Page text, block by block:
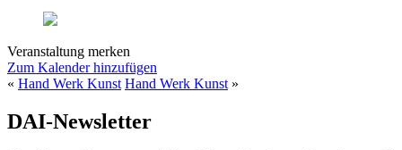
Veranstaltung merken
Zum Kalender hinzufügen
« Hand Werk Kunst Hand Werk Kunst »
DAI-Newsletter